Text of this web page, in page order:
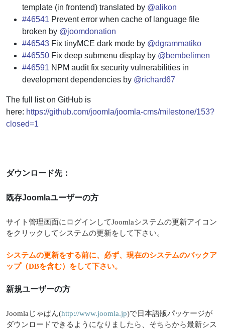
template (in frontend) translated by @alikon
#46541 Prevent error when cache of language file
broken by @joomdonation
#46543 Fix tinyMCE dark mode by @dgrammatiko
#46550 Fix deep submenu display by @bembelimen
#46591 NPM audit fix security vulnerabilities in
development dependencies by @richard67
The full list on GitHub is
here: https://github.com/joomla/joomla-cms/milestone/153?
closed=1
ダウンロード先：
既存Joomlaユーザーの方
サイト管理画面にログインしてJoomlaシステムの更新アイコン
をクリックしてシステムの更新をして下さい。
システムの更新をする前に、必ず、現在のシステムのバックア
ップ（DBを含む）をして下さい。
新規ユーザーの方
Joomlaじゃぱん(http://www.joomla.jp)で日本語版パッケージが
ダウンロードできるようになりましたら、そちらから最新シス